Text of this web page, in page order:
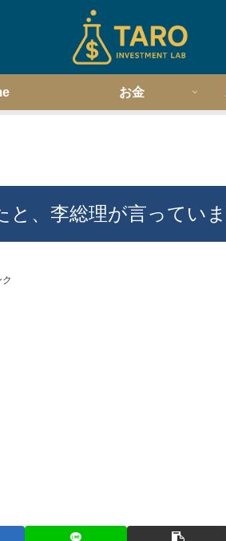
お金
、李総理が言っていま